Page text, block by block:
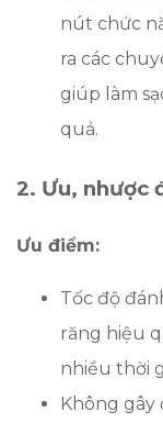
nút chức
ra các
giúp làm
quả.
2. Ưu, nhược
Ưu điểm:
Tốc độ
răng hiệu
nhiều thời
Không